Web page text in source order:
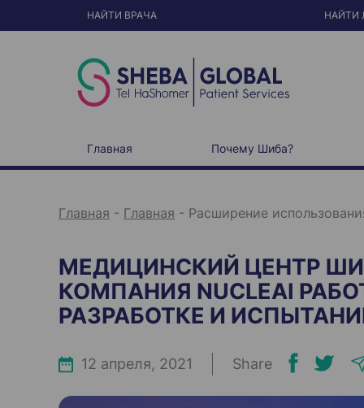
p
НАЙТИ ВРАЧА НАЙТИ
Главная Почему Шиба?
Главная - Главная - Расширение
МЕДИЦИНСКИЙ ЦЕНТР
КОМПАНИЯ NUCLEAI
РАЗРАБОТКЕ И
12 апреля, 2021 Share